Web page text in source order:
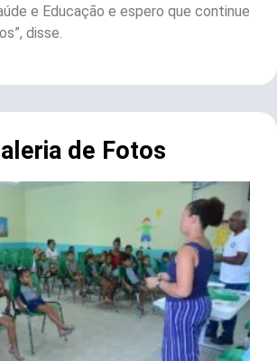
e Educação e espero que continue
disse.
de Fotos